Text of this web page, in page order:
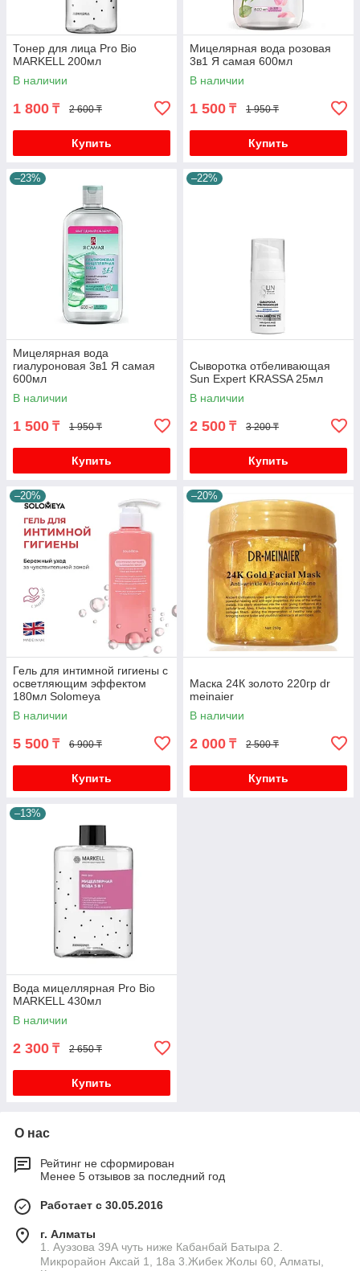
Тонер для лица Pro Bio
MARKELL 200мл
В наличии
1 800 ₸ 2 600 ₸
Купить
Мицелярная вода розовая
3в1 Я самая 600мл
В наличии
1 500 ₸ 1 950 ₸
Купить
–23%
Мицелярная вода
гиалуроновая 3в1 Я самая
600мл
В наличии
1 500 ₸ 1 950 ₸
Купить
–22%
Сыворотка отбеливающая
Sun Expert KRASSA 25мл
В наличии
2 500 ₸ 3 200 ₸
Купить
–20%
Гель для интимной гигиены с
осветляющим эффектом
180мл Solomeya
В наличии
5 500 ₸ 6 900 ₸
Купить
–20%
Маска 24К золото 220гр dr
meinaier
В наличии
2 000 ₸ 2 500 ₸
Купить
–13%
Вода мицеллярная Pro Bio
MARKELL 430мл
В наличии
2 300 ₸ 2 650 ₸
Купить
О нас
Рейтинг не сформирован
Менее 5 отзывов за последний год
Работает с 30.05.2016
г. Алматы
1. Ауэзова 39А чуть ниже Кабанбай Батыра ㅤㅤㅤㅤㅤㅤㅤㅤㅤㅤㅤㅤㅤㅤ2. ​
Микрорайон Аксай 1, 18а 3.Жибек Жолы 60, Алматы,